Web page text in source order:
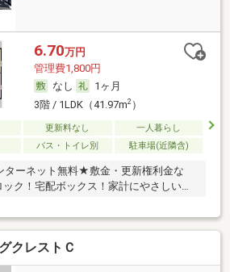
6.70万円
管理費1,800円
なし
1ヶ月
3階 / 1LDK（41.97m2）
更新料なし
一人暮らし
バス・トイレ別 駐車場(近隣含)
ーネット無料★敷金・更新権利金な
ク！宅配ボックス！家計にやさしい都
クレストＣ